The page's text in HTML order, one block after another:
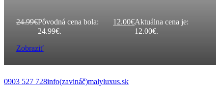
24.99€Pôvodná cena bola:
24.99€.
12.00€Aktuálna cena je:
12.00€.
Zobraziť
0903 527 728info(zavináč)malyluxus.sk